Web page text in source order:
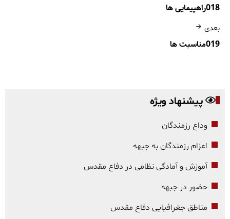
018راهپیمایی ها
بعدی
019مناسبت ها
پیشنهاد ویژه
وداع رزمندگان
اعزام رزمندگان به جبهه
آموزش و آمادگی نظامی در دفاع مقدس
حضور در جبهه
مناطق جغرافیایی دفاع مقدس